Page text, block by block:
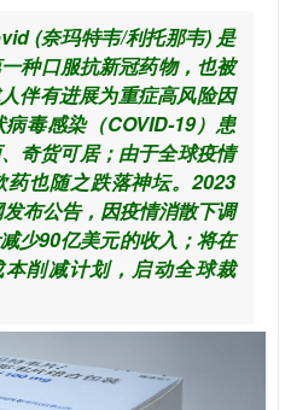
(奈玛特韦/利托那韦) 是
种口服抗新冠药物，也被
伴有进展为重症高风险因
毒感染（COVID-19）患
奇货可居；由于全球疫情
也随之跌落神坛。2023
布公告，因疫情消散下调
少90亿美元的收入；将在
削减计划，启动全球裁